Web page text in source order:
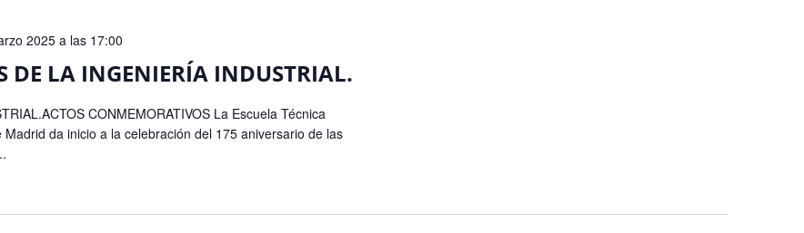
LA INGENIERÍA INDUSTRIAL.
2025 a las 17:00
CONMEMORATIVOS La Escuela Técnica
da inicio a la celebración del 175 aniversario de las